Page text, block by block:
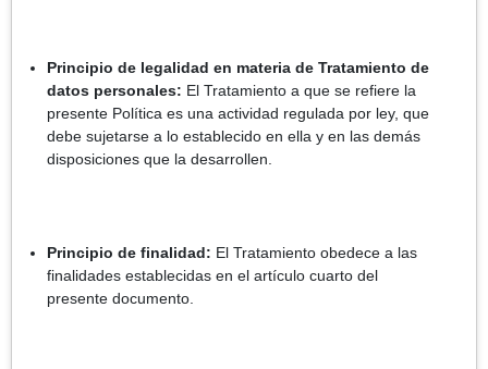
Principio de legalidad en materia de Tratamiento de
datos personales: El Tratamiento a que se refiere la
presente Política es una actividad regulada por ley, que
debe sujetarse a lo establecido en ella y en las demás
disposiciones que la desarrollen.
Principio de finalidad: El Tratamiento obedece a las
finalidades establecidas en el artículo cuarto del
presente documento.